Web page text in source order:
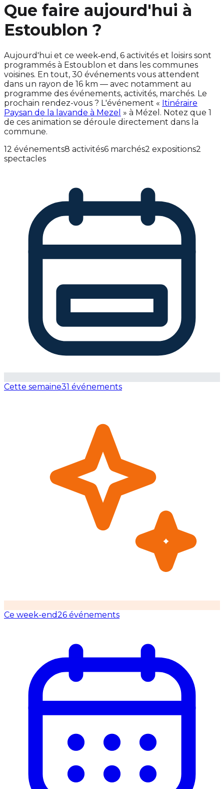
Que faire aujourd'hui à
Estoublon ?
Aujourd'hui et ce week‑end, 6 activités et loisirs sont
programmés à Estoublon et dans les communes
voisines. En tout, 30 événements vous attendent
dans un rayon de 16 km — avec notamment au
programme des événements, activités, marchés. Le
prochain rendez-vous ? L'événement « Itinéraire
Paysan de la lavande à Mezel » à Mézel. Notez que 1
de ces animation se déroule directement dans la
commune.
12 événements8 activités6 marchés2 expositions2
spectacles
Cette semaine31 événements
Ce week-end26 événements